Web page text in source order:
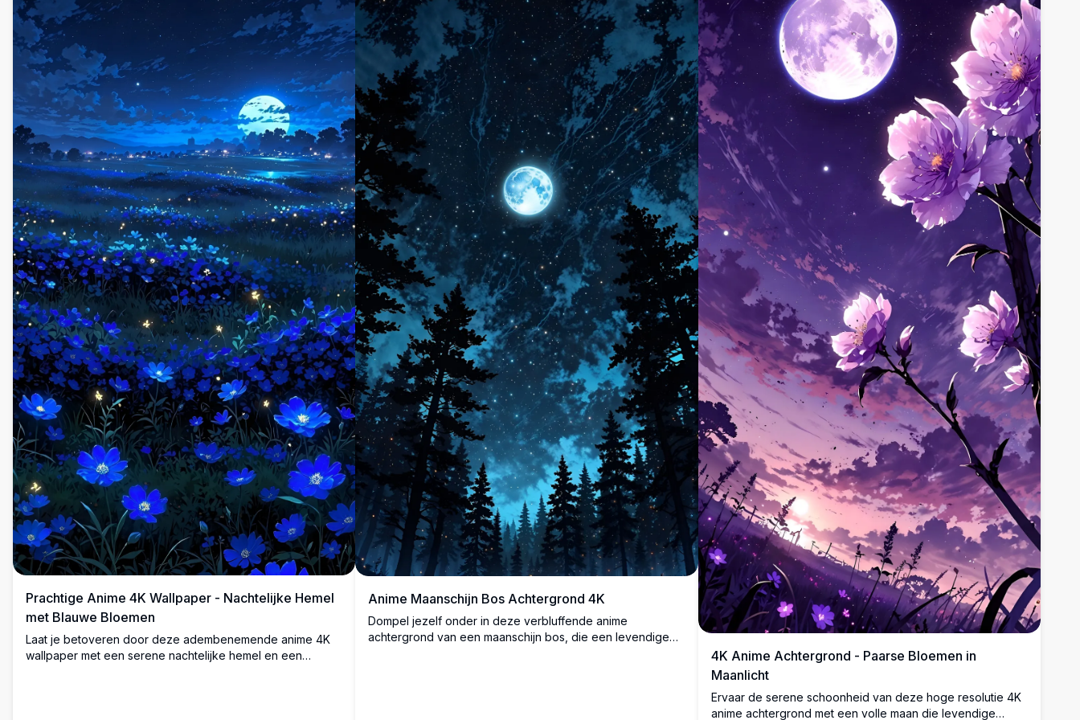
Prachtige Anime 4K Wallpaper - Nachtelijke Hemel
met Blauwe Bloemen
Laat je betoveren door deze adembenemende anime 4K
wallpaper met een serene nachtelijke hemel en een
Anime Maanschijn Bos Achtergrond 4K
Dompel jezelf onder in deze verbluffende anime
achtergrond van een maanschijn bos, die een levendige
4K Anime Achtergrond - Paarse Bloemen in
Maanlicht
Ervaar de serene schoonheid van deze hoge resolutie 4K
anime achtergrond met een volle maan die levendige